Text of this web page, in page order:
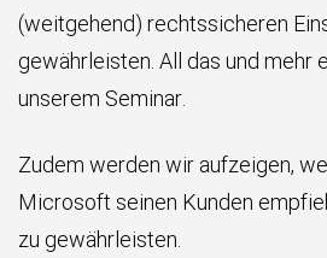
(weitgehend) rechtssicheren
gewährleisten. All das und mehr
unserem Seminar.
Zudem werden wir aufzeigen,
Microsoft seinen Kunden
zu gewährleisten.